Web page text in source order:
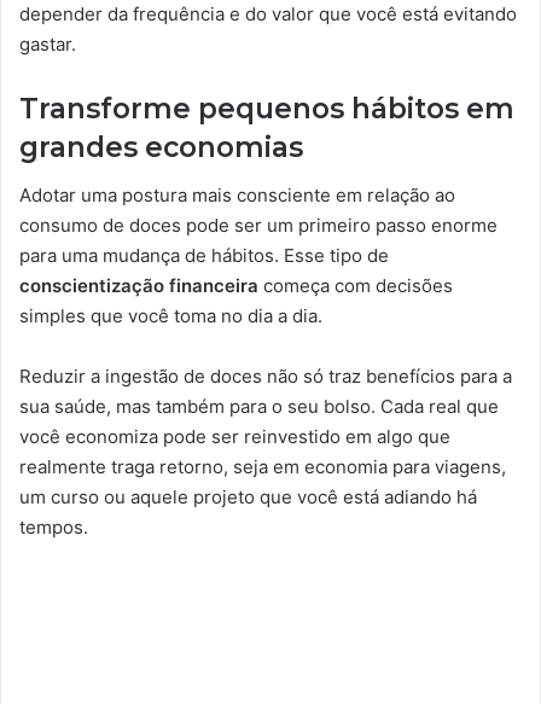
depender da frequência e do valor que você está evitando
gastar.
Transforme pequenos hábitos em
grandes economias
Adotar uma postura mais consciente em relação ao
consumo de doces pode ser um primeiro passo enorme
para uma mudança de hábitos. Esse tipo de
conscientização financeira começa com decisões
simples que você toma no dia a dia.
Reduzir a ingestão de doces não só traz benefícios para a
sua saúde, mas também para o seu bolso. Cada real que
você economiza pode ser reinvestido em algo que
realmente traga retorno, seja em economia para viagens,
um curso ou aquele projeto que você está adiando há
tempos.